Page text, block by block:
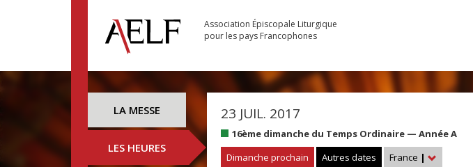
Association Épiscopale Liturgique
pour les pays Francophones
LA MESSE
LES HEURES
23 JUIL. 2017
16ème dimanche du Temps Ordinaire — Année A
Dimanche prochain
Autres dates France |